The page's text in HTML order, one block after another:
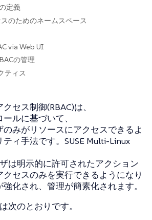
定義
のためのネームスペース
via Web UI
の管理
ティス
セス制御(RBAC)は、
ルに基づいて、
みがリソースにアクセスできるよ
ティ手法です。SUSE Multi-Linux
は明示的に許可されたアクション
セスのみを実行できるようになり
化され、管理が簡素化されます。
次のとおりです。